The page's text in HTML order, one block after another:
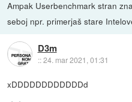
Ampak Userbenchmark stran
seboj npr. primerjaš stare
D3m
::24. mar 2021, 01:31
xDDDDDDDDDDDDd